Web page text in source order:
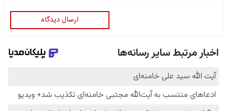
ارسال دیدگاه